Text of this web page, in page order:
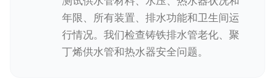
年限、所有装置、排水功能和卫生间运
行情况。我们检查铸铁排水管老化、聚
丁烯供水管和热水器安全问题。